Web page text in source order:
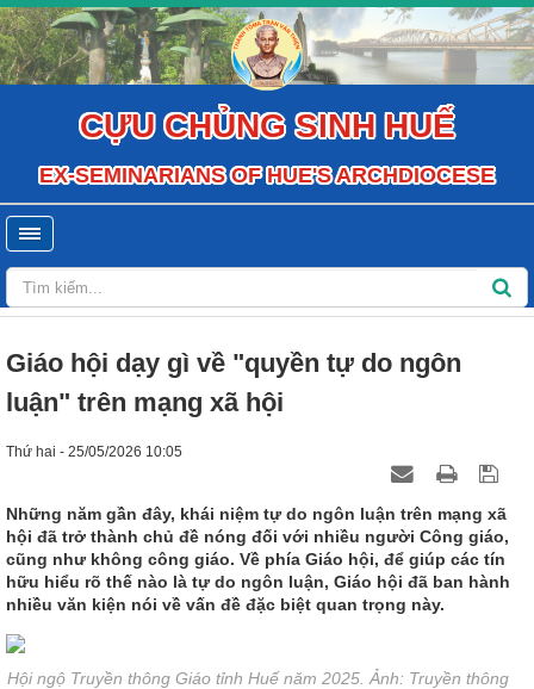
CỰU CHỦNG SINH HUẾ
EX-SEMINARIANS OF HUE'S ARCHDIOCESE
Giáo hội dạy gì về "quyền tự do ngôn
luận" trên mạng xã hội
Thứ hai - 25/05/2026 10:05
Những năm gần đây, khái niệm tự do ngôn luận trên mạng xã
hội đã trở thành chủ đề nóng đối với nhiều người Công giáo,
cũng như không công giáo. Về phía Giáo hội, để giúp các tín
hữu hiểu rõ thế nào là tự do ngôn luận, Giáo hội đã ban hành
nhiều văn kiện nói về vấn đề đặc biệt quan trọng này.
Hội ngộ Truyền thông Giáo tỉnh Huế năm 2025. Ảnh: Truyền thông